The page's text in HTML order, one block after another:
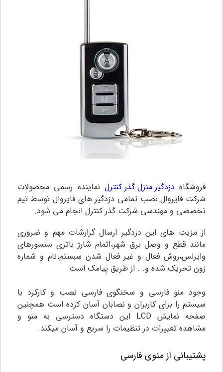
فروشگاه دزدگیر منزل گذر کنترل نماینده رسمی محصولات
شرکت فایروال.نصب تمامی دزدگیر های فایروال توسط تیم
تخصصی و مهندسی شرکت گذر کنترل انجام می شود.
از مزیت های این دزدگیر ارسال گزارشات مهم و ضروری
مانند قطع و وصل برق شهر،اتمام شارژ باتری سنسورهای
وایرلس،روش فعال و غیر فعال شدن سبستم،نام و شماره
زون تحریک شده و... از طریق پیامک است.
وجود منو فارسی و سخنگوی فارسی نصب و کارکرد با
سیستم را برای کاربران و نصابان آسان کرده است همچنین
صفحه نمایش LCD این دستگاه دسترسی به منو و
مشاهده تغییرات در تنظیمات را سریع و آسان میکند.
پشتیبانی از منوی فارسی